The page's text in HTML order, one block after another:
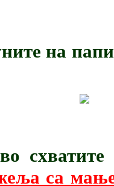
на
са